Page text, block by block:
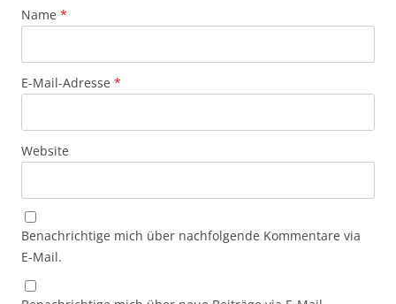
Name *
E-Mail-Adresse *
Website
Benachrichtige mich über nachfolgende Kommentare via
E-Mail.